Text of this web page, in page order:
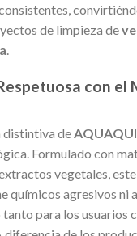
de limpieza de
.
con el
distintiva de
Formulado con
vegetales,
químicos agresivos ni
tanto para los usuarios